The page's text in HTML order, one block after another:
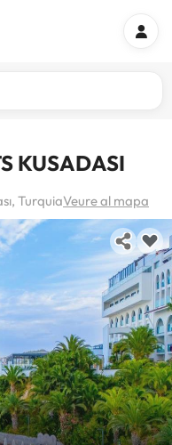
KUSADASI
TurquiaVeure al mapa